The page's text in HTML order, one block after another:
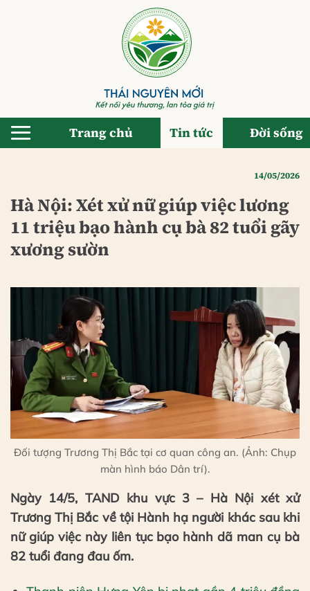
Trang chủ Tin tức Đời sống
14/05/2026
Hà Nội: Xét xử nữ giúp việc lương
11 triệu bạo hành cụ bà 82 tuổi gãy
xương sườn
Đối tượng Trương Thị Bắc tại cơ quan công an. (Ảnh: Chụp
màn hình báo Dân trí).
Ngày 14/5, TAND khu vực 3 – Hà Nội xét xử
Trương Thị Bắc về tội Hành hạ người khác sau khi
nữ giúp việc này liên tục bạo hành dã man cụ bà
82 tuổi đang đau ốm.